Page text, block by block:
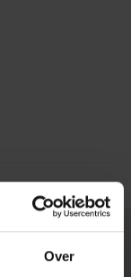
Over